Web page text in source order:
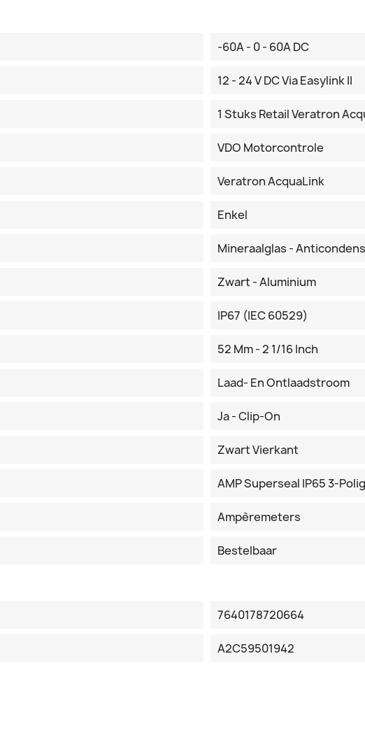
-60A - 0 - 60A DC
12 - 24 V DC Via Easylink II
1 Stuks Retail Veratron
VDO Motorcontrole
Veratron AcquaLink
Enkel
Mineraalglas - Anticondens
Zwart - Aluminium
IP67 (IEC 60529)
52 Mm - 2 1/16 Inch
Laad- En Ontlaadstroom
Ja - Clip-On
Zwart Vierkant
AMP Superseal IP65 3-Polig
Ampèremeters
Bestelbaar
7640178720664
A2C59501942